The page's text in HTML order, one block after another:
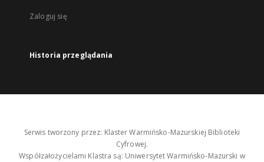
Zaloguj się
Historia przeglądania
Serwis tworzony przez: Klaster Warmińsko-Mazurskiej Biblioteki
Cyfrowej.
Współzałożycielami Klastra są: Uniwersytet Warmińsko-Mazurski w